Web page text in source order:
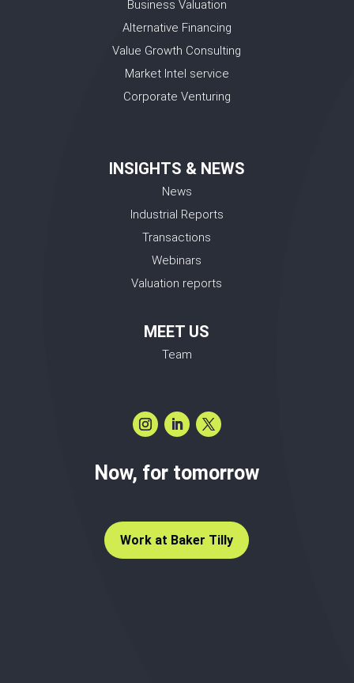
Business Valuation
Alternative Financing
Value Growth Consulting
Market Intel service
Corporate Venturing
INSIGHTS & NEWS
News
Industrial Reports
Transactions
Webinars
Valuation reports
MEET US
Team
Now, for tomorrow
Work at Baker Tilly